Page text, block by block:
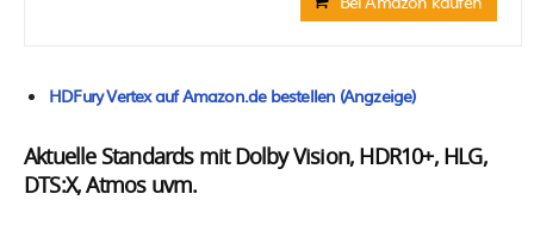
HDFury Vertex auf Amazon.de bestellen (Angzeige)
Aktuelle Standards mit Dolby Vision, HDR10+, HLG,
DTS:X, Atmos uvm.